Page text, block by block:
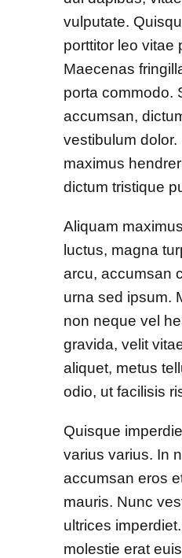
vulputate.
porttitor leo vitae
Maecenas
porta commodo.
accumsan,
vestibulum dolor.
maximus
dictum tristique
Aliquam
luctus, magna
arcu, accumsan
urna sed ipsum.
non neque vel
gravida, velit
aliquet, metus
odio, ut facilisis
Quisque
varius varius. In
accumsan eros
mauris. Nunc
ultrices
molestie erat